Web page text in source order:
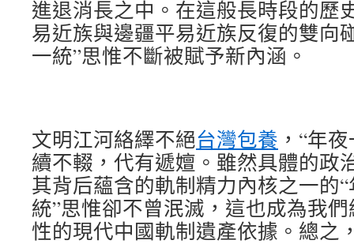
進退消長之中。在這般長時段的歷
易近族與邊疆平易近族反復的雙向
一統”思惟不斷被賦予新內涵。
文明江河絡繹不絕台灣包養 ，“年
續不輟，代有遞嬗。雖然具體的政
其背后蘊含的軌制精力內核之一的
統”思惟卻不曾泯滅，這也成為我
性的現代中國軌制遺產依據。總之